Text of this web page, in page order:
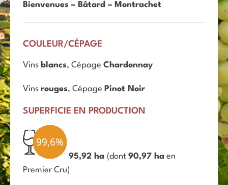
Bienvenues – Bâtard – Montrachet
COULEUR/CÉPAGE
Vins blancs, Cépage Chardonnay
Vins rouges, Cépage Pinot Noir
SUPERFICIE EN PRODUCTION
95,92 ha (dont 90,97 ha en
Premier Cru)